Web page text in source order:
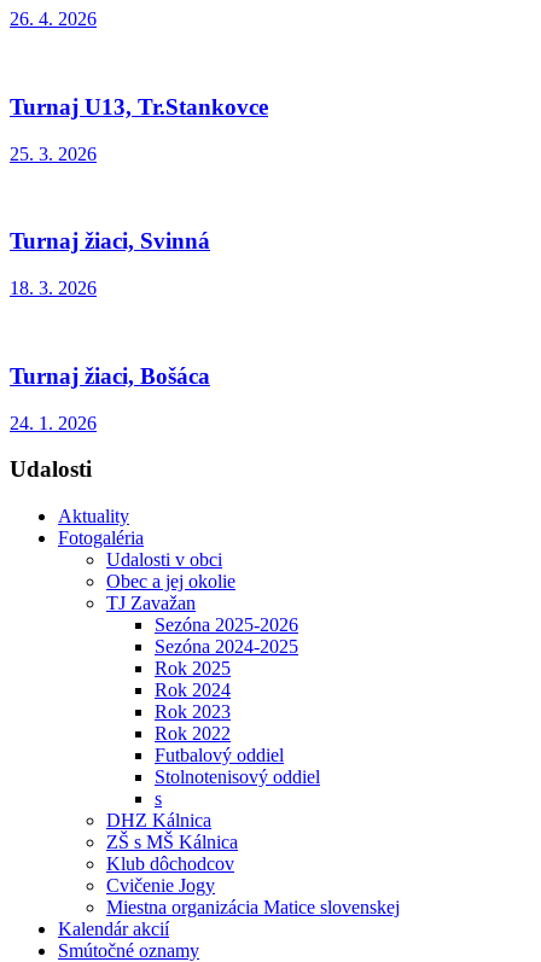
26. 4. 2026
Turnaj U13, Tr.Stankovce
25. 3. 2026
Turnaj žiaci, Svinná
18. 3. 2026
Turnaj žiaci, Bošáca
24. 1. 2026
Udalosti
Aktuality
Fotogaléria
Udalosti v obci
Obec a jej okolie
TJ Zavažan
Sezóna 2025-2026
Sezóna 2024-2025
Rok 2025
Rok 2024
Rok 2023
Rok 2022
Futbalový oddiel
Stolnotenisový oddiel
s
DHZ Kálnica
ZŠ s MŠ Kálnica
Klub dôchodcov
Cvičenie Jogy
Miestna organizácia Matice slovenskej
Kalendár akcií
Smútočné oznamy